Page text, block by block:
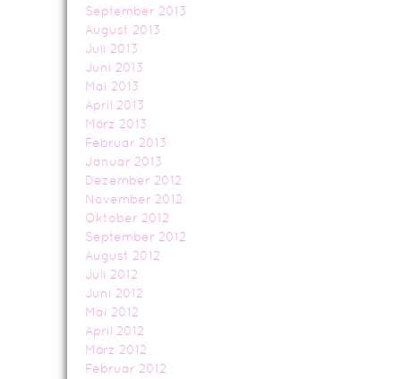
September 2013
August 2013
Juli 2013
Juni 2013
Mai 2013
April 2013
März 2013
Februar 2013
Januar 2013
Dezember 2012
November 2012
Oktober 2012
September 2012
August 2012
Juli 2012
Juni 2012
Mai 2012
April 2012
März 2012
Februar 2012